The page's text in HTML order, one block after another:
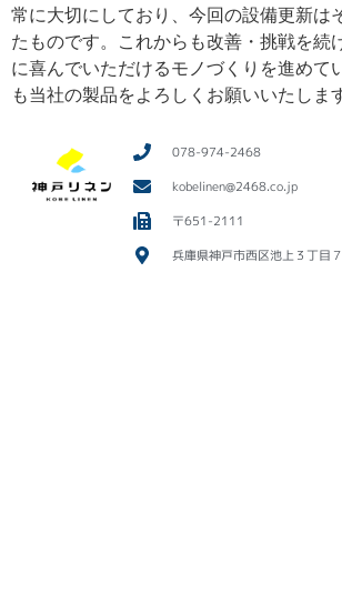
常に大切にしており、今回の設備更新は
たものです。これからも改善・挑戦を続
に喜んでいただけるモノづくりを進めて
も当社の製品をよろしくお願いいたしま
078-974-2468
kobelinen@2468.co.jp
〒651-2111
兵庫県神戸市西区池上３丁目